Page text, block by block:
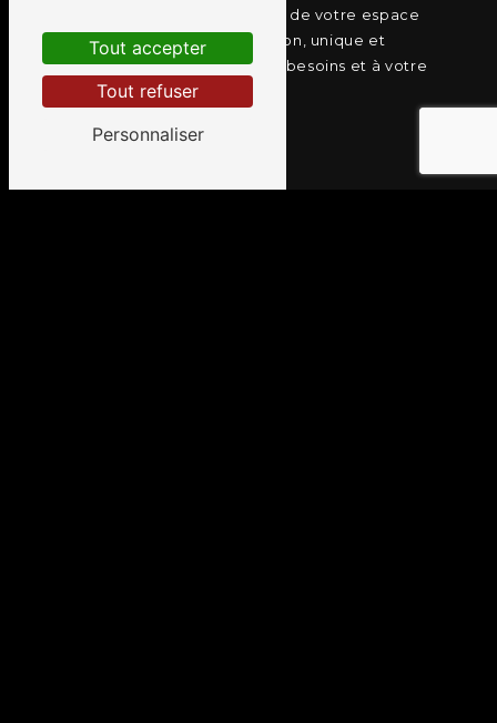
de bains sur mesure. Faites de votre espace
bien-être un lieu d'exception, unique et
parfaitement adapté à vos besoins et à votre
style de vie.
EN SAVOIR PLUS
CONTACTEZ-NOUS
Tout accepter
Tout refuser
Personnaliser